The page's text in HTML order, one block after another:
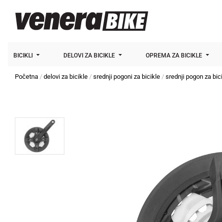
BICIKLI DELOVI ZA BICIKLE OPREMA ZA BICIKLE
Početna delovi za bicikle srednji pogoni za bicikle srednji pogon za